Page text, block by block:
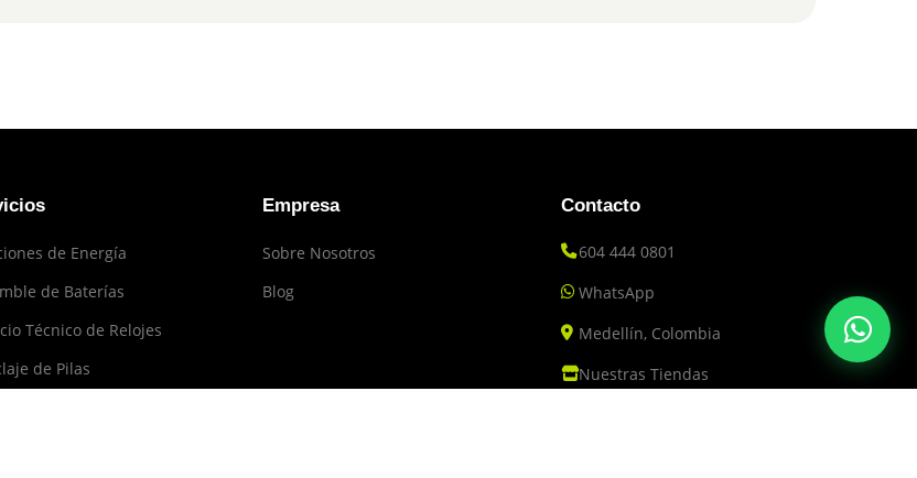
de Energía
de Baterías
Técnico de Relojes
de Pilas
Empresa
Sobre Nosotros
Blog
Contacto
604 444 0801
WhatsApp
Medellín, Colombia
Nuestras Tiendas